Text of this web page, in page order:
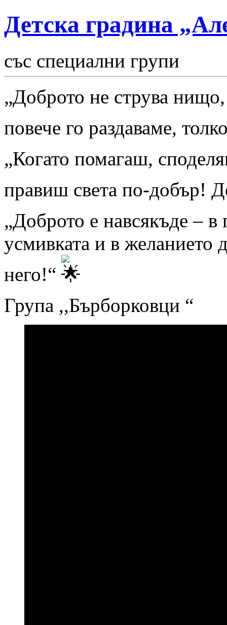
Детска градина
със специални групи
„Доброто не струва
повече го раздаваме,
„Когато помагаш,
правиш света по-добър!
„Доброто е навсякъде – в
усмивката и в желанието
него!“
Група ,,Бърборковци “